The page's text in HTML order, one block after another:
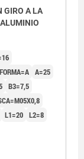
GIRO A LA
FORMA=A A=25
B3=7,5
L1=20 L2=8